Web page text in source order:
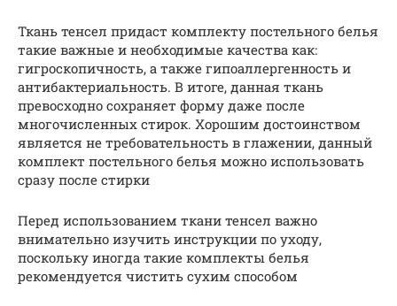
Ткань тенсел придаст комплекту постельного белья
такие важные и необходимые качества как:
гигроскопичность, а также гипоаллергенность и
антибактериальность. В итоге, данная ткань
превосходно сохраняет форму даже после
многочисленных стирок. Хорошим достоинством
является не требовательность в глажении, данный
комплект постельного белья можно использовать
сразу после стирки
Перед использованием ткани тенсел важно
внимательно изучить инструкции по уходу,
поскольку иногда такие комплекты белья
рекомендуется чистить сухим способом